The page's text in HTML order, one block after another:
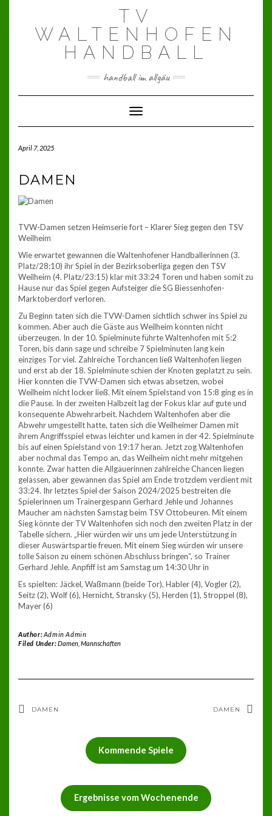
TV
WALTENHOFEN
HANDBALL
handball im allgäu
Toggle Navigation
April 7, 2025
DAMEN
TVW-Damen setzen Heimserie fort – Klarer Sieg gegen den TSV
Weilheim
Wie erwartet gewannen die Waltenhofener Handballerinnen (3.
Platz/28:10) ihr Spiel in der Bezirksoberliga gegen den TSV
Weilheim (4. Platz/23:15) klar mit 33:24 Toren und haben somit zu
Hause nur das Spiel gegen Aufsteiger die SG Biessenhofen-
Marktoberdorf verloren.
Zu Beginn taten sich die TVW-Damen sichtlich schwer ins Spiel zu
kommen. Aber auch die Gäste aus Weilheim konnten nicht
überzeugen. In der 10. Spielminute führte Waltenhofen mit 5:2
Toren, bis dann sage und schreibe 7 Spielminuten lang kein
einziges Tor viel. Zahlreiche Torchancen ließ Waltenhofen liegen
und erst ab der 18. Spielminute schien der Knoten geplatzt zu sein.
Hier konnten die TVW-Damen sich etwas absetzen, wobei
Weilheim nicht locker ließ. Mit einem Spielstand von 15:8 ging es in
die Pause. In der zweiten Halbzeit lag der Fokus klar auf gute und
konsequente Abwehrarbeit. Nachdem Waltenhofen aber die
Abwehr umgestellt hatte, taten sich die Weilheimer Damen mit
ihrem Angriffsspiel etwas leichter und kamen in der 42. Spielminute
bis auf einen Spielstand von 19:17 heran. Jetzt zog Waltenhofen
aber nochmal das Tempo an, das Weilheim nicht mehr mitgehen
konnte. Zwar hatten die Allgäuerinnen zahlreiche Chancen liegen
gelassen, aber gewannen das Spiel am Ende trotzdem verdient mit
33:24. Ihr letztes Spiel der Saison 2024/2025 bestreiten die
Spielerinnen um Trainergespann Gerhard Jehle und Johannes
Maucher am nächsten Samstag beim TSV Ottobeuren. Mit einem
Sieg könnte der TV Waltenhofen sich noch den zweiten Platz in der
Tabelle sichern. „Hier würden wir uns um jede Unterstützung in
dieser Auswärtspartie freuen. Mit einem Sieg würden wir unsere
tolle Saison zu einem schönen Abschluss bringen“, so Trainer
Gerhard Jehle. Anpfiff ist am Samstag um 14:30 Uhr in
Es spielten: Jäckel, Waßmann (beide Tor), Habler (4), Vogler (2),
Seitz (2), Wolf (6), Hernicht, Stransky (5), Herden (1), Stroppel (8),
Mayer (6)
Author:Admin Admin
Filed Under:Damen, Mannschaften
DAMEN DAMEN
Kommende Spiele
Ergebnisse vom Wochenende